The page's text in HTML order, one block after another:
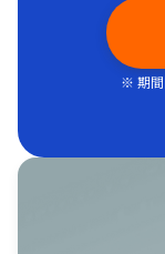
※ 期間